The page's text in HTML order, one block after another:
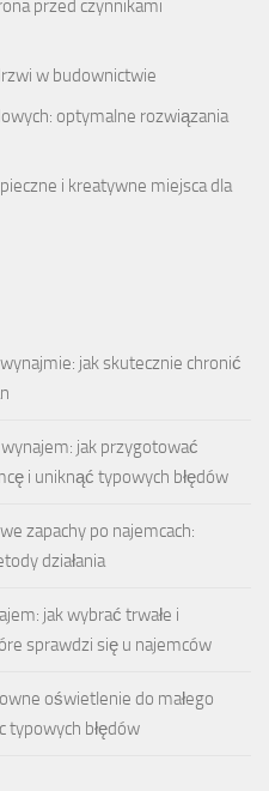
przed czynnikami
w budownictwie
optymalne rozwiązania
i kreatywne miejsca dla
jak skutecznie chronić
jak przygotować
i uniknąć typowych błędów
zapachy po najemcach:
działania
jak wybrać trwałe i
sprawdzi się u najemców
oświetlenie do małego
typowych błędów